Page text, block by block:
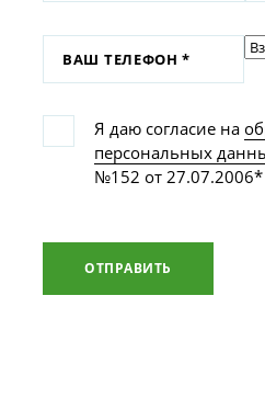
Я даю согласие на
персональных
№152 от 27.07.2006*
ОТПРАВИТЬ